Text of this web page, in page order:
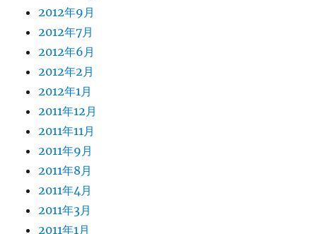
2012年9月
2012年7月
2012年6月
2012年2月
2012年1月
2011年12月
2011年11月
2011年9月
2011年8月
2011年4月
2011年3月
2011年1月